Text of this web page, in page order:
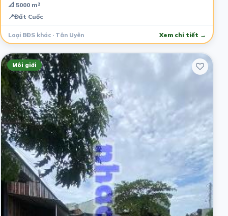
📐 5000 m²
📍Đất Cuốc
Loại BĐS khác · Tân Uyên Xem chi tiết →
Môi giới